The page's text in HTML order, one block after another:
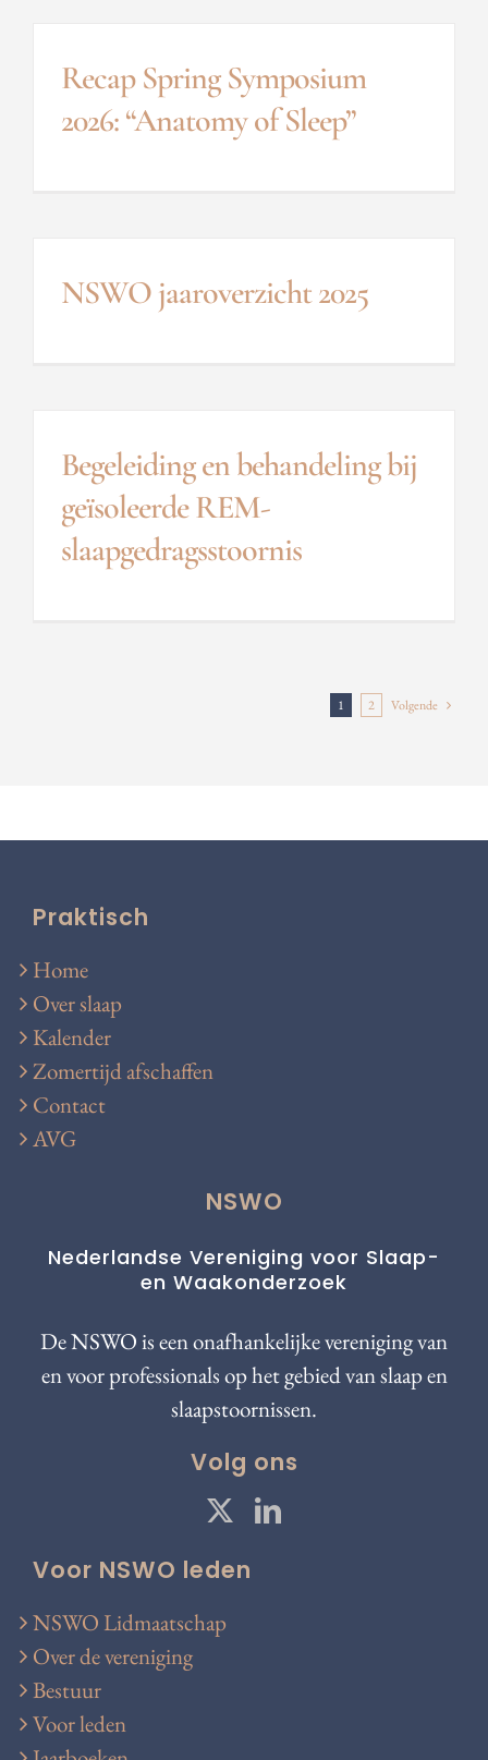
Recap Spring Symposium
2026: “Anatomy of Sleep”
NSWO jaaroverzicht 2025
Begeleiding en behandeling bij
geïsoleerde REM-
slaapgedragsstoornis
1 2 Volgende
Praktisch
Home
Over slaap
Kalender
Zomertijd afschaffen
Contact
AVG
NSWO
Nederlandse Vereniging voor Slaap-
en Waakonderzoek
De NSWO is een onafhankelijke vereniging van
en voor professionals op het gebied van slaap en
slaapstoornissen.
Volg ons
Voor NSWO leden
NSWO Lidmaatschap
Over de vereniging
Bestuur
Voor leden